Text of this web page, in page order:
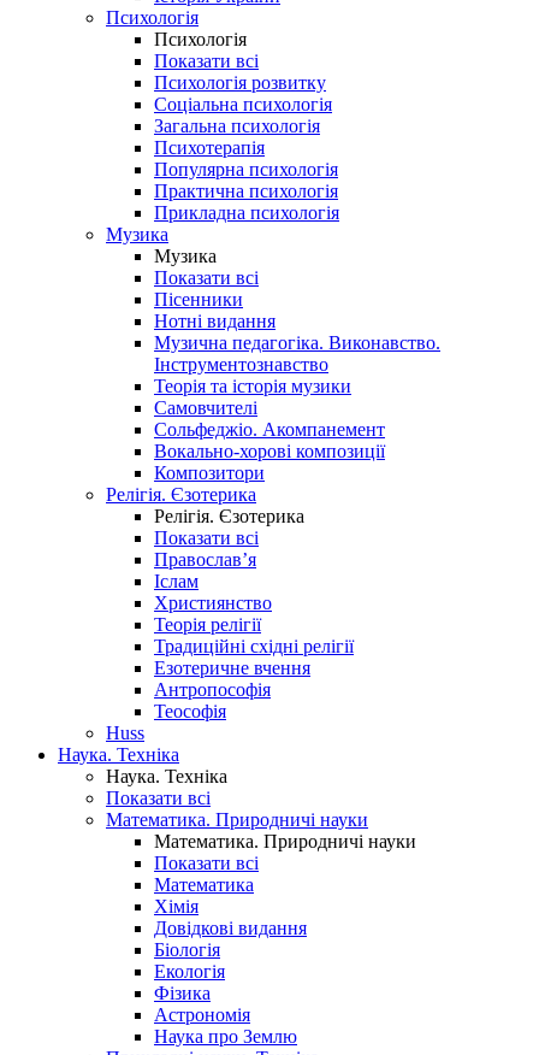
Психологія
Психологія
Показати всі
Психологія розвитку
Соціальна психологія
Загальна психологія
Психотерапія
Популярна психологія
Практична психологія
Прикладна психологія
Музика
Музика
Показати всі
Пісенники
Нотні видання
Музична педагогіка. Виконавство.
Інструментознавство
Теорія та історія музики
Самовчителі
Сольфеджіо. Акомпанемент
Вокально-хорові композиції
Композитори
Релігія. Єзотерика
Релігія. Єзотерика
Показати всі
Православ’я
Іслам
Християнство
Теорія релігії
Традиційні східні релігії
Езотеричне вчення
Антропософія
Теософія
Huss
Наука. Техніка
Наука. Техніка
Показати всі
Математика. Природничі науки
Математика. Природничі науки
Показати всі
Математика
Хімія
Довідкові видання
Біологія
Екологія
Фізика
Астрономія
Наука про Землю